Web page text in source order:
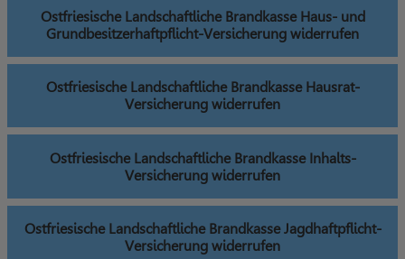
Ostfriesische Landschaftliche Brandkasse Haus- und
Grundbesitzerhaftpflicht-Versicherung widerrufen
Ostfriesische Landschaftliche Brandkasse Hausrat-
Versicherung widerrufen
Ostfriesische Landschaftliche Brandkasse Inhalts-
Versicherung widerrufen
Ostfriesische Landschaftliche Brandkasse Jagdhaftpflicht-
Versicherung widerrufen